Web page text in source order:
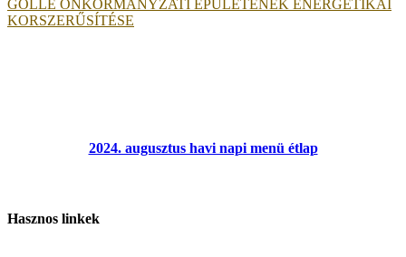
GÖLLE ÖNKORMÁNYZATI ÉPÜLETÉNEK ENERGETIKAI
KORSZERŰSÍTÉSE
2024. augusztus havi napi menü étlap
Hasznos linkek